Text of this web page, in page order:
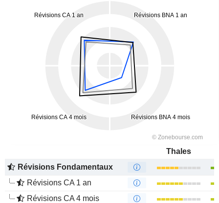
Thales
Révisions Fondamentaux
Révisions CA 1 an
Révisions CA 4 mois